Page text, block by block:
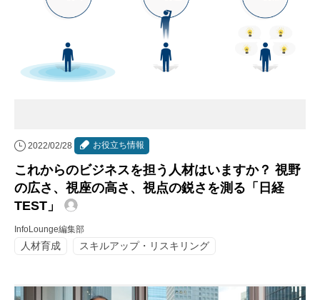
2022/02/28 お役立ち情報
これからのビジネスを担う人材はいますか？ 視野
の広さ、視座の高さ、視点の鋭さを測る「日経
TEST」
InfoLounge編集部
人材育成 スキルアップ・リスキリング